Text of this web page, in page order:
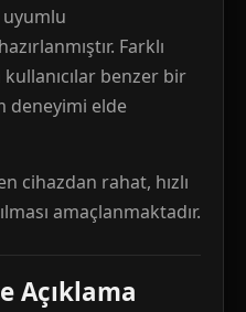
Farklı
benzer bir
deneyimi elde
cihazdan rahat, hızlı
amaçlanmaktadır.
Açıklama